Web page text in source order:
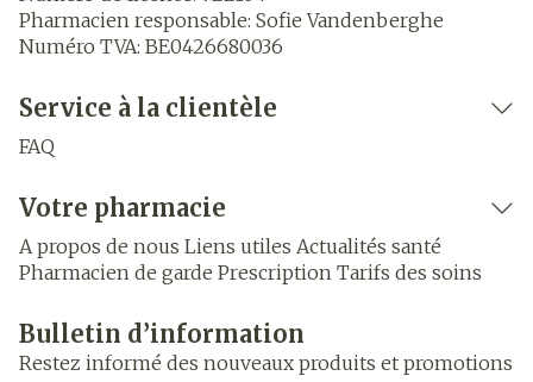
Pharmacien responsable: Sofie Vandenberghe
Numéro TVA: BE0426680036
Service à la clientèle
FAQ
Votre pharmacie
A propos de nous Liens utiles Actualités santé
Pharmacien de garde Prescription Tarifs des soins
Bulletin d’information
Restez informé des nouveaux produits et promotions